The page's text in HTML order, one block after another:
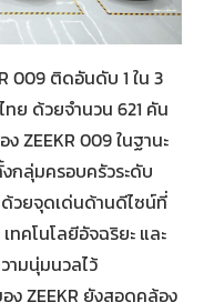
009 ติดอันดับ 1 ใน 3
ทย ด้วยจำนวน 621 คัน
ZEEKR 009 ในฐานะ
กลุ่มครอบครัวระดับ
วยจุดเด่นด้านดีไซน์ที่
ทคโนโลยีอัจฉริยะ และ
ามนุ่มนวลไว้
ง ZEEKR ยังสอดคล้อง